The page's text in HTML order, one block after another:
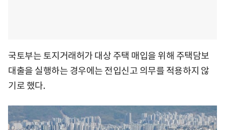
국토부는 토지거래허가 대상 주택 매입을 위해 주택담보
대출을 실행하는 경우에는 전입신고 의무를 적용하지 않
기로 했다.